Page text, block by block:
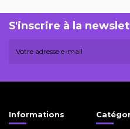
S'inscrire à la
Informations